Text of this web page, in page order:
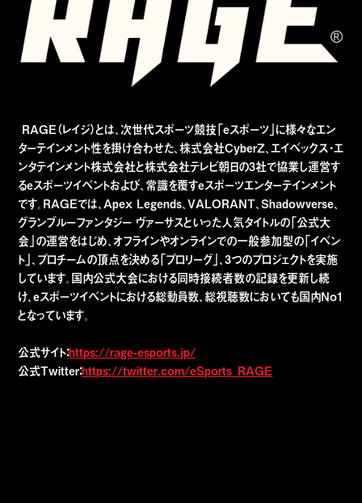
RAGE（レイジ）とは、次世代スポーツ競技「eスポーツ」に様々なエン
ターテインメント性を掛け合わせた、株式会社CyberZ、エイベックス・エ
ンタテインメント株式会社と株式会社テレビ朝日の3社で協業し運営す
るeスポーツイベントおよび、常識を覆すeスポーツエンターテインメント
です。RAGEでは、Apex Legends、VALORANT、Shadowverse、
グランブルーファンタジー ヴァーサスといった人気タイトルの「公式大
会」の運営をはじめ、オフラインやオンラインでの一般参加型の「イベン
ト」、プロチームの頂点を決める「プロリーグ」、3つのプロジェクトを実施
しています。国内公式大会における同時接続者数の記録を更新し続
け、eスポーツイベントにおける総動員数、総視聴数においても国内No1
となっています。
公式サイト：https://rage-esports.jp/
公式Twitter：https://twitter.com/eSports_RAGE